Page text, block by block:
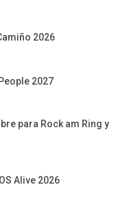
2026
2027
para Rock am Ring y
Alive 2026